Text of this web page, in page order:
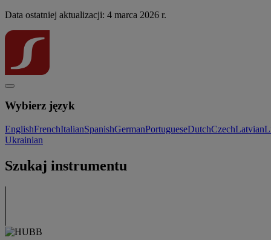
Data ostatniej aktualizacji: 4 marca 2026 r.
Wybierz język
EnglishFrenchItalianSpanishGermanPortugueseDutchCzechLatvian
Ukrainian
Szukaj instrumentu